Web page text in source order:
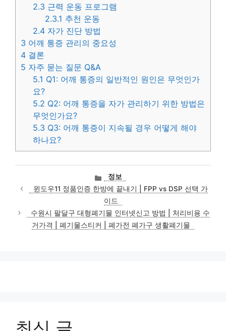
2.3 근력 운동 프로그램
2.3.1 추천 운동
2.4 자가 진단 방법
3 어깨 통증 관리의 중요성
4 결론
5 자주 묻는 질문 Q&A
5.1 Q1: 어깨 통증의 일반적인 원인은 무엇인가
요?
5.2 Q2: 어깨 통증을 자가 관리하기 위한 방법은
무엇인가요?
5.3 Q3: 어깨 통증이 지속될 경우 어떻게 해야
하나요?
카
테
고
리
정보
윈도우11 정품인증 한방에 끝내기 | FPP vs DSP 선택 가
이드
수원시 팔달구 대형폐기물 인터넷신고 방법 | 처리비용 수
거가격 | 폐기물스티커 | 폐가전 폐가구 생활폐기물